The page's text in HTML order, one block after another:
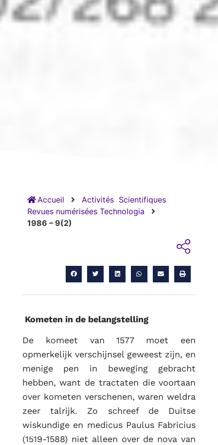
RETOUR
Accueil Activités Scientifiques
Revues numérisées Technologia
1986 – 9(2)
Kometen in de belangstelling
De komeet van 1577 moet een
opmerkelijk verschijnsel geweest zijn, en
menige pen in beweging gebracht
hebben, want de tractaten die voortaan
over kometen verschenen, waren weldra
zeer talrijk. Zo schreef de Duitse
wiskundige en medicus Paulus Fabricius
(1519-1588) niet alleen over de nova van